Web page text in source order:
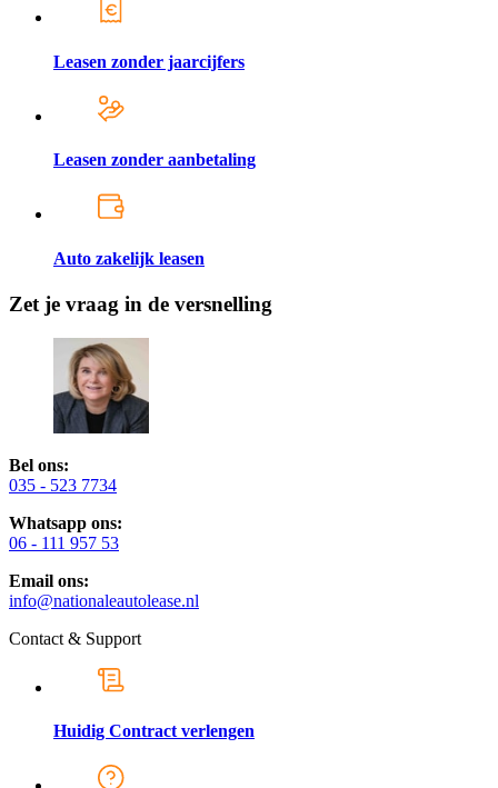
Leasen zonder jaarcijfers
Leasen zonder aanbetaling
Auto zakelijk leasen
Zet je vraag in de versnelling
Bel ons:
035 - 523 7734
Whatsapp ons:
06 - 111 957 53
Email ons:
info@nationaleautolease.nl
Contact & Support
Huidig Contract verlengen